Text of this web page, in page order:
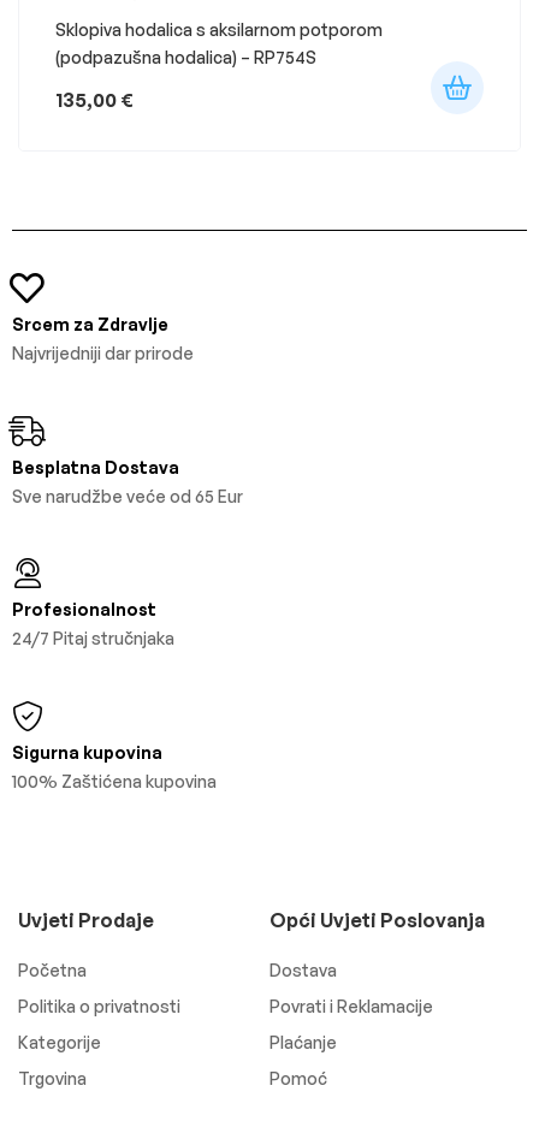
Sklopiva hodalica s aksilarnom potporom
(podpazušna hodalica) – RP754S
135,00 €
Srcem za Zdravlje
Najvrijedniji dar prirode
Besplatna Dostava
Sve narudžbe veće od 65 Eur
Profesionalnost
24/7 Pitaj stručnjaka
Sigurna kupovina
100% Zaštićena kupovina
Uvjeti Prodaje
Početna
Politika o privatnosti
Kategorije
Trgovina
Opći Uvjeti Poslovanja
Dostava
Povrati i Reklamacije
Plaćanje
Pomoć